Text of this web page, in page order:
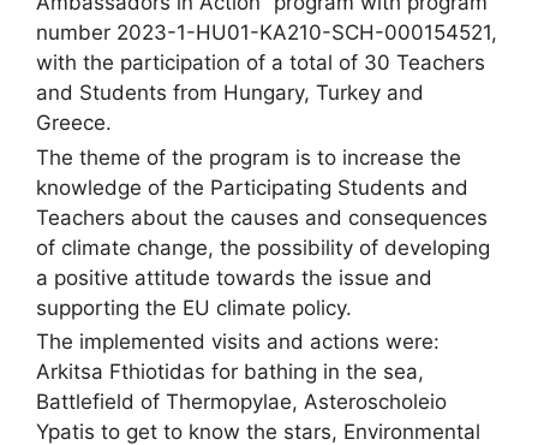
number 2023-1-HU01-KA210-SCH-000154521,
with the participation of a total of 30 Teachers
and Students from Hungary, Turkey and
Greece.
The theme of the program is to increase the
knowledge of the Participating Students and
Teachers about the causes and consequences
of climate change, the possibility of developing
a positive attitude towards the issue and
supporting the EU climate policy.
The implemented visits and actions were:
Arkitsa Fthiotidas for bathing in the sea,
Battlefield of Thermopylae, Asteroscholeio
Ypatis to get to know the stars, Environmental